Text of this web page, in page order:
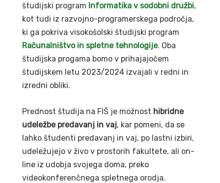
študijski program Informatika v sodobni družbi,
kot tudi iz razvojno-programerskega področja,
ki ga pokriva visokošolski študijski program
Računalništvo in spletne tehnologije. Oba
študijska progama bomo v prihajajočem
študijskem letu 2023/2024 izvajali v redni in
izredni obliki.
Prednost študija na FIŠ je možnost hibridne
udeležbe predavanj in vaj, kar pomeni, da se
lahko študenti predavanj in vaj, po lastni izbiri,
udeležujejo v živo v prostorih fakultete, ali on-
line iz udobja svojega doma, preko
videokonferenčnega spletnega orodja.